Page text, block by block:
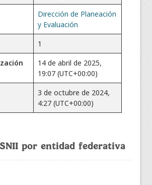
por entidad federativa
Dirección de Planeación
y Evaluación
1
14 de abril de 2025,
19:07 (UTC+00:00)
3 de octubre de 2024,
4:27 (UTC+00:00)